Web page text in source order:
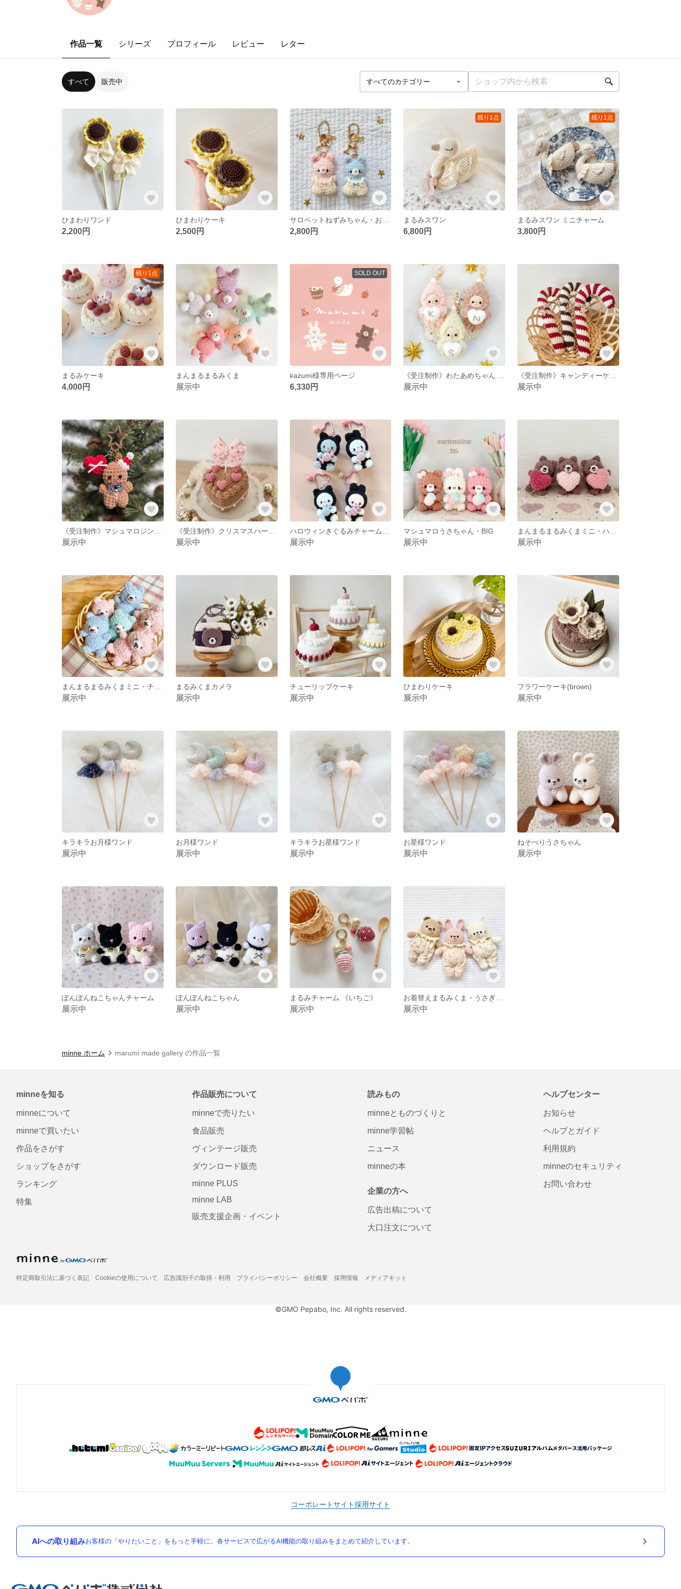
作品一覧 シリーズ プロフィール レビュー レター
すべて 販売中
ひまわりワンド
2,200円
ひまわりケーキ
2,500円 2,800円
残り1点
まるみスワン
6,800円
残り1点
まるみスワン ミニチャーム
3,800円
残り1点
まるみケーキ
4,000円
まんまるまるみくま
展示中
SOLD OUT
kazumi様専用ページ
6,330円 展示中 展示中
展示中 展示中 展示中
マシュマロうさちゃん・BIG
展示中 展示中
展示中
まるみくまカメラ
展示中
チューリップケーキ
展示中
ひまわりケーキ
展示中
フラワーケーキ(brown)
展示中
キラキラお月様ワンド
展示中
お月様ワンド
展示中
キラキラお星様ワンド
展示中
お星様ワンド
展示中
ねそべりうさちゃん
展示中
ぽんぽんねこちゃんチャーム
展示中
ぽんぽんねこちゃん
展示中
まるみチャーム 《いちご》
展示中 展示中
minne ホーム marumi made gallery の作品一覧
minneを知る
minneについて
minneで買いたい
作品をさがす
ショップをさがす
ランキング
特集
作品販売について
minneで売りたい
食品販売
ヴィンテージ販売
ダウンロード販売
minne PLUS
minne LAB
販売支援企画・イベント
読みもの
minneとものづくりと
minne学習帖
ニュース
minneの本
企業の方へ
広告出稿について
大口注文について
ヘルプセンター
お知らせ
ヘルプとガイド
利用規約
minneのセキュリティ
お問い合わせ
特定商取引法に基づく表記 Cookieの使用について 広告識別子の取得・利用 プライバシーポリシー 会社概要 採用情報 メディアキット
©GMO Pepabo, Inc. All rights reserved.
コーポレートサイト採用サイト
AIへの取り組みお客様の「やりたいこと」をもっと手軽に。各サービスで広がるAI機能の取り組みをまとめて紹介しています。